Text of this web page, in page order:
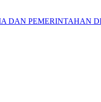
DAN PEMERINTAHAN